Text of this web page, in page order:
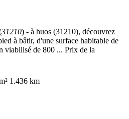
31210) - à huos (31210), découvrez
à bâtir, d'une surface habitable de
viabilisé de 800 ... Prix de la
1.436 km